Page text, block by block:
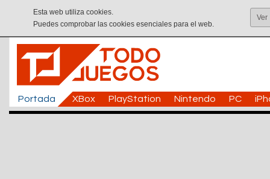
Esta web utiliza cookies.
Puedes comprobar las cookies esenciales para el web.
Ver
Portada XBox PlayStation Nintendo PC